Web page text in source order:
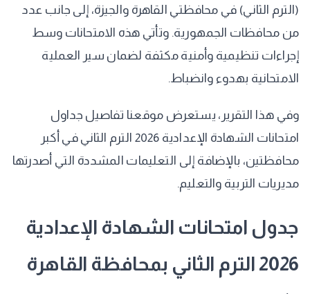
(الترم الثاني) في محافظتي القاهرة والجيزة، إلى جانب عدد
من محافظات الجمهورية. وتأتي هذه الامتحانات وسط
إجراءات تنظيمية وأمنية مكثفة لضمان سير العملية
الامتحانية بهدوء وانضباط.
​وفي هذا التقرير، يستعرض موقعنا تفاصيل جداول
امتحانات الشهادة الإعدادية 2026 الترم الثاني في أكبر
محافظتين، بالإضافة إلى التعليمات المشددة التي أصدرتها
مديريات التربية والتعليم.
​جدول امتحانات الشهادة الإعدادية
2026 الترم الثاني بمحافظة القاهرة